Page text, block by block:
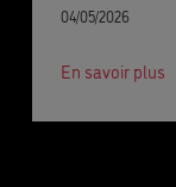
04/05/2026
En savoir plus